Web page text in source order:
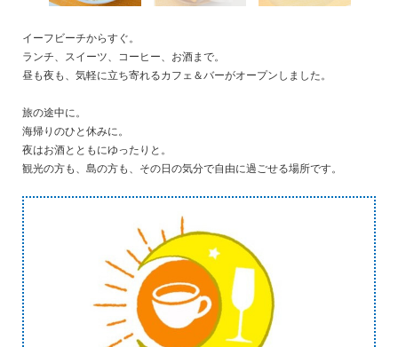
イーフビーチからすぐ。
ランチ、スイーツ、コーヒー、お酒まで。
昼も夜も、気軽に立ち寄れるカフェ＆バーがオープンしました。
旅の途中に。
海帰りのひと休みに。
夜はお酒とともにゆったりと。
観光の方も、島の方も、その日の気分で自由に過ごせる場所です。